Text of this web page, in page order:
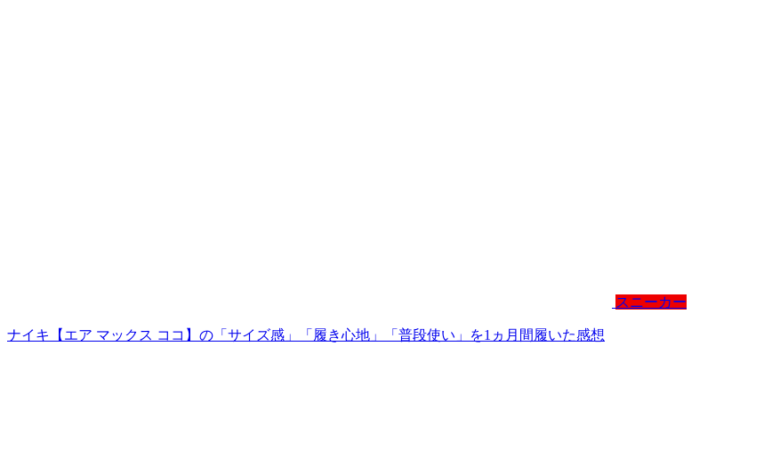
スニーカー
ナイキ【エア マックス ココ】の「サイズ感」「履き心地」「普段使い」を1ヵ月間履いた感想